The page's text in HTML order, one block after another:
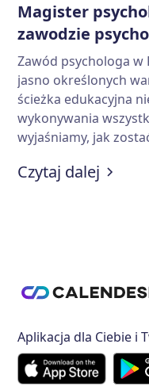
Magister
zawodzie
Zawód psychologa w
jasno określonych
ścieżka edukacyjna
wykonywania
wyjaśniamy, jak
oraz gdzie można
Czytaj dalej :
Aplikacja dla Ciebie i